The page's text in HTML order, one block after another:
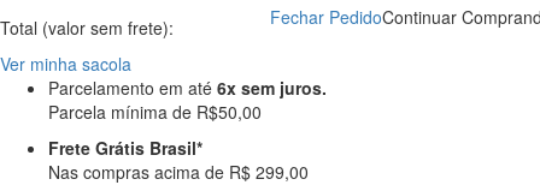
Total (valor sem frete):
Ver minha sacola
Fechar PedidoContinuar
Parcelamento em até 6x sem juros.
Parcela mínima de R$50,00
Frete Grátis Brasil*
Nas compras acima de R$ 299,00